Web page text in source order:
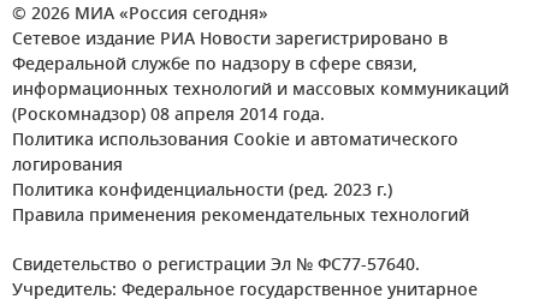
© 2026 МИА «Россия сегодня»
Сетевое издание РИА Новости зарегистрировано в
Федеральной службе по надзору в сфере связи,
информационных технологий и массовых коммуникаций
(Роскомнадзор) 08 апреля 2014 года.
Политика использования Cookie и автоматического
логирования
Политика конфиденциальности (ред. 2023 г.)
Правила применения рекомендательных технологий
Свидетельство о регистрации Эл № ФС77-57640.
Учредитель: Федеральное государственное унитарное